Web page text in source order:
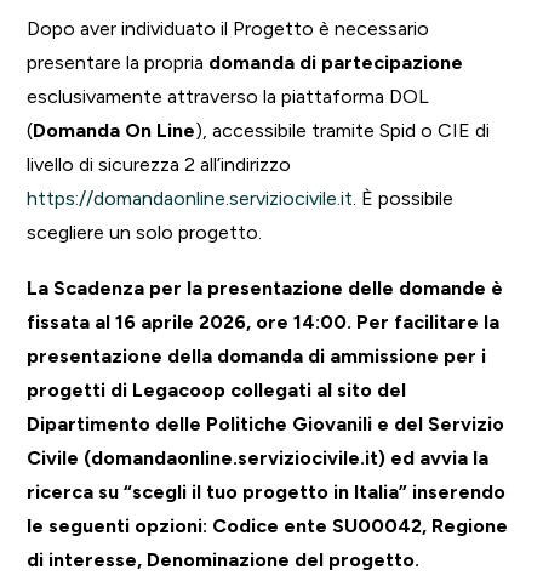
Dopo aver individuato il Progetto è necessario
presentare la propria domanda di partecipazione
esclusivamente attraverso la piattaforma DOL
(Domanda On Line), accessibile tramite Spid o CIE di
livello di sicurezza 2 all’indirizzo
https://domandaonline.serviziocivile.it. È possibile
scegliere un solo progetto.
La Scadenza per la presentazione delle domande è
fissata al 16 aprile 2026, ore 14:00. Per facilitare la
presentazione della domanda di ammissione per i
progetti di Legacoop collegati al sito del
Dipartimento delle Politiche Giovanili e del Servizio
Civile (domandaonline.serviziocivile.it) ed avvia la
ricerca su “scegli il tuo progetto in Italia” inserendo
le seguenti opzioni: Codice ente SU00042, Regione
di interesse, Denominazione del progetto.